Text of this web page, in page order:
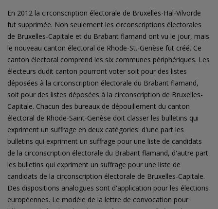
En 2012 la circonscription électorale de Bruxelles-Hal-Vilvorde
fut supprimée. Non seulement les circonscriptions électorales
de Bruxelles-Capitale et du Brabant flamand ont vu le jour, mais
le nouveau canton électoral de Rhode-St.-Genèse fut créé. Ce
canton électoral comprend les six communes périphériques. Les
électeurs dudit canton pourront voter soit pour des listes
déposées à la circonscription électorale du Brabant flamand,
soit pour des listes déposées à la circonscription de Bruxelles-
Capitale. Chacun des bureaux de dépouillement du canton
électoral de Rhode-Saint-Genèse doit classer les bulletins qui
expriment un suffrage en deux catégories: d'une part les
bulletins qui expriment un suffrage pour une liste de candidats
de la circonscription électorale du Brabant flamand, d'autre part
les bulletins qui expriment un suffrage pour une liste de
candidats de la circonscription électorale de Bruxelles-Capitale.
Des dispositions analogues sont d'application pour les élections
européennes. Le modèle de la lettre de convocation pour